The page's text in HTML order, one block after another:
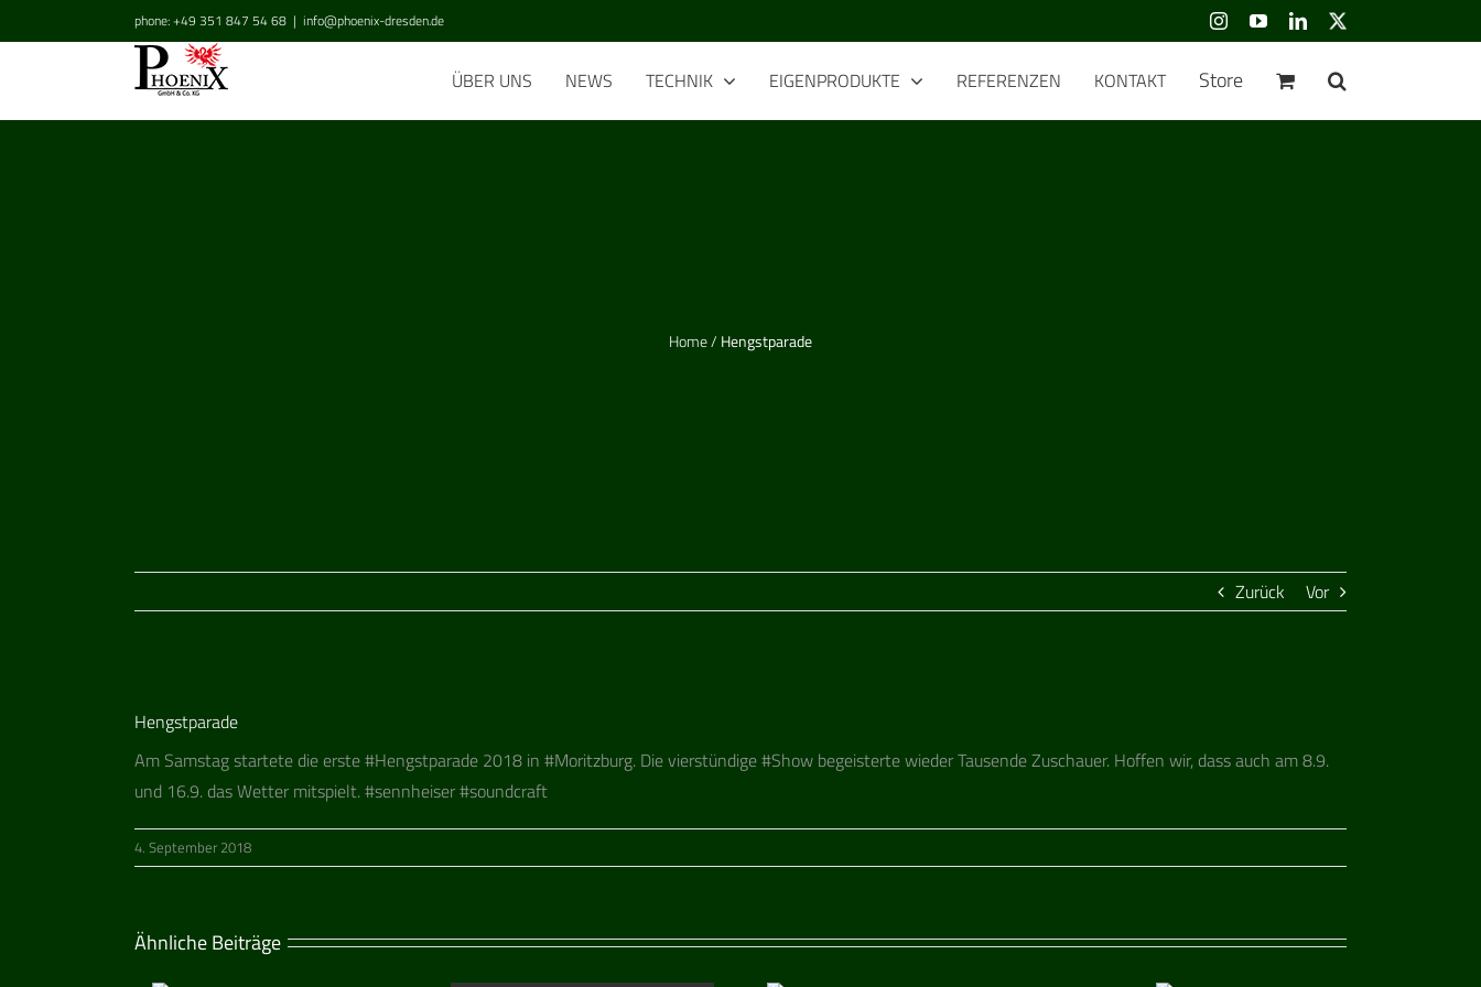
Inhalt
phone: +49 351 847 54 68 | info@phoenix-dresden.de InstagramYouTubeLinkedIn
Benutzerdefiniert
ÜBER UNS NEWS TECHNIK EIGENPRODUKTE REFERENZEN KONTAKT Store
Home/ Hengstparade
Zurück Vor
grösseres
Bild
Hengstparade
Am Sams­tag star­tete die erste #Hengst­pa­rade 2018 in #Moritz­burg. Die vier­stün­dige #Show begeis­terte wie­der Tau­sende Zuschauer. Hof­fen wir, dass auch am 8.9.
und 16.9. das Wet­ter mit­spielt. #senn­hei­ser #sound­craft
4. September 2018
Ähnliche Beiträge